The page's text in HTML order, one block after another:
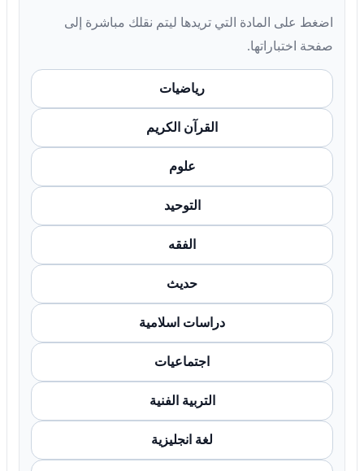
اضغط على المادة التي تريدها ليتم نقلك مباشرة إلى
صفحة اختباراتها.
رياضيات
القرآن الكريم
علوم
التوحيد
الفقه
حديث
دراسات اسلامية
اجتماعيات
التربية الفنية
لغة انجليزية